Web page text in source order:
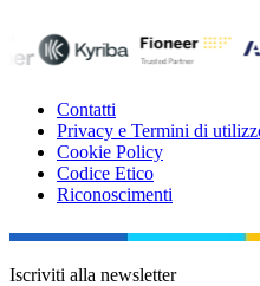
Contatti
Privacy e Termini di
Cookie Policy
Codice Etico
Riconoscimenti
Iscriviti alla newsletter